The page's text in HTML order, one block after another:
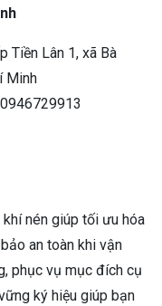
Tiền Lân 1, xã Bà
Minh
nén giúp tối ưu hóa
an toàn khi vận
phục vụ mục đích cụ
ký hiệu giúp bạn